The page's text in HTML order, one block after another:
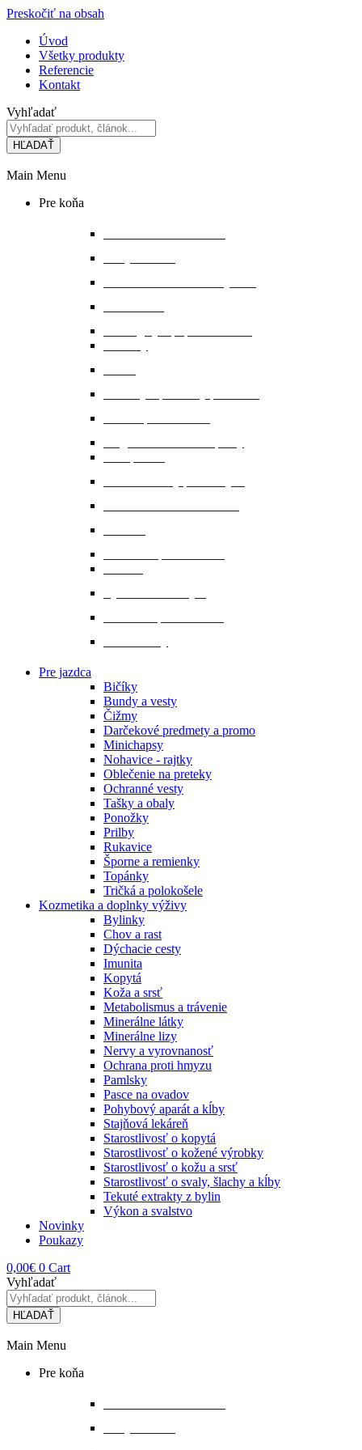
Preskočiť na obsah
Úvod
Všetky produkty
Referencie
Kontakt
Vyhľadať
HĽADAŤ
Main Menu
Pre koňa
Pre jazdca
Bičíky
Bundy a vesty
Čižmy
Darčekové predmety a promo
Minichapsy
Nohavice - rajtky
Oblečenie na preteky
Ochranné vesty
Tašky a obaly
Ponožky
Prilby
Rukavice
Šporne a remienky
Topánky
Tričká a polokošele
Kozmetika a doplnky výživy
Bylinky
Chov a rast
Dýchacie cesty
Imunita
Kopytá
Koža a srsť
Metabolismus a trávenie
Minerálne látky
Minerálne lizy
Nervy a vyrovnanosť
Ochrana proti hmyzu
Pamlsky
Pasce na ovadov
Pohybový aparát a kĺby
Stajňová lekáreň
Starostlivosť o kopytá
Starostlivosť o kožené výrobky
Starostlivosť o kožu a srsť
Starostlivosť o svaly, šlachy a kĺby
Tekuté extrakty z bylin
Výkon a svalstvo
Novinky
Poukazy
0,00€ 0 Cart
Vyhľadať
HĽADAŤ
Main Menu
Pre koňa